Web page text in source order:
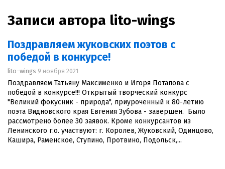
Записи автора lito-wings
Поздравляем жуковских поэтов с
победой в конкурсе!
lito-wings 9 ноября 2021
Поздравляем Татьяну Максименко и Игоря Потапова с
победой в конкурсе!!! Открытый творческий конкурс
"Великий фокусник - природа", приуроченный к 80-летию
поэта Видновского края Евгения Зубова - завершен. Было
рассмотрено более 30 заявок. Кроме конкурсантов из
Ленинского г.о. участвуют: г. Королев, Жуковский, Одинцово,
Кашира, Раменское, Ступино, Протвино, Подольск,...